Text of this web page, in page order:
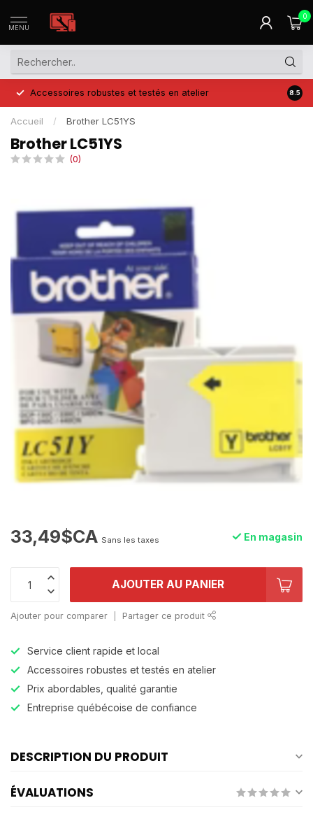
MENU
0
Accessoires robustes et testés en atelier Prix
8.5
Accueil / Brother LC51YS
Brother LC51YS
(0)
33,49$CA Sans les taxes En magasin
AJOUTER AU PANIER
Ajouter pour comparer Partager ce produit
Service client rapide et local
Accessoires robustes et testés en atelier
Prix abordables, qualité garantie
Entreprise québécoise de confiance
DESCRIPTION DU PRODUIT
ÉVALUATIONS